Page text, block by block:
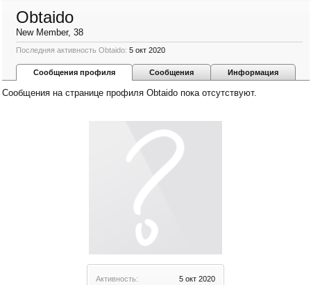
Активность:
5 окт 2020
Obtaido
New Member, 38
Последняя активность Obtaido: 5 окт 2020
Сообщения профиля Сообщения Информация
Сообщения на странице профиля Obtaido пока отсутствуют.